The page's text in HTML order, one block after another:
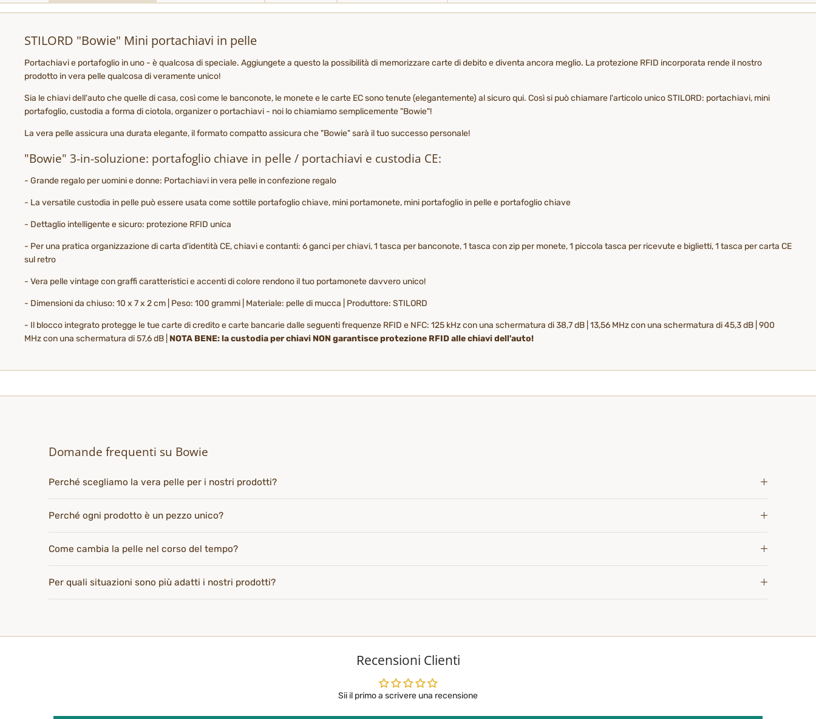
STILORD "Bowie" Mini portachiavi in pelle
Portachiavi e portafoglio in uno - è qualcosa di speciale. Aggiungete a questo la possibilità di memorizzare carte di debito e diventa ancora meglio. La protezione RFID incorporata rende il nostro
prodotto in vera pelle qualcosa di veramente unico!
Sia le chiavi dell'auto che quelle di casa, così come le banconote, le monete e le carte EC sono tenute (elegantemente) al sicuro qui. Così si può chiamare l'articolo unico STILORD: portachiavi, mini
portafoglio, custodia a forma di ciotola, organizer o portachiavi - noi lo chiamiamo semplicemente "Bowie"!
La vera pelle assicura una durata elegante, il formato compatto assicura che "Bowie" sarà il tuo successo personale!
"Bowie" 3-in-soluzione: portafoglio chiave in pelle / portachiavi e custodia CE:
- Grande regalo per uomini e donne: Portachiavi in vera pelle in confezione regalo
- La versatile custodia in pelle può essere usata come sottile portafoglio chiave, mini portamonete, mini portafoglio in pelle e portafoglio chiave
- Dettaglio intelligente e sicuro: protezione RFID unica
- Per una pratica organizzazione di carta d'identità CE, chiavi e contanti: 6 ganci per chiavi, 1 tasca per banconote, 1 tasca con zip per monete, 1 piccola tasca per ricevute e biglietti, 1 tasca per carta CE
sul retro
- Vera pelle vintage con graffi caratteristici e accenti di colore rendono il tuo portamonete davvero unico!
- Dimensioni da chiuso: 10 x 7 x 2 cm | Peso: 100 grammi | Materiale: pelle di mucca | Produttore: STILORD
- Il blocco integrato protegge le tue carte di credito e carte bancarie dalle seguenti frequenze RFID e NFC: 125 kHz con una schermatura di 38,7 dB | 13,56 MHz con una schermatura di 45,3 dB | 900
MHz con una schermatura di 57,6 dB | NOTA BENE: la custodia per chiavi NON garantisce protezione RFID alle chiavi dell'auto!
Domande frequenti su Bowie
Perché scegliamo la vera pelle per i nostri prodotti?
Perché ogni prodotto è un pezzo unico?
Come cambia la pelle nel corso del tempo?
Per quali situazioni sono più adatti i nostri prodotti?
Recensioni Clienti
Sii il primo a scrivere una recensione